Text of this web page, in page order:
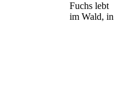
Fuchs lebt
im Wald, in